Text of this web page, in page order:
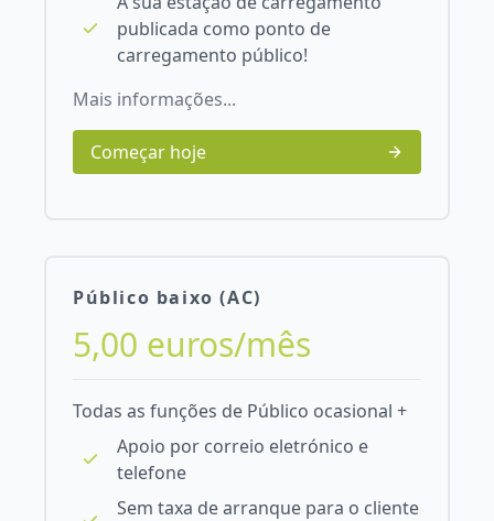
publicada como ponto de
carregamento público!
Mais informações...
Começar hoje
Público baixo (AC)
5,00 euros/mês
Todas as funções de Público ocasional +
Apoio por correio eletrónico e
telefone
Sem taxa de arranque para o cliente